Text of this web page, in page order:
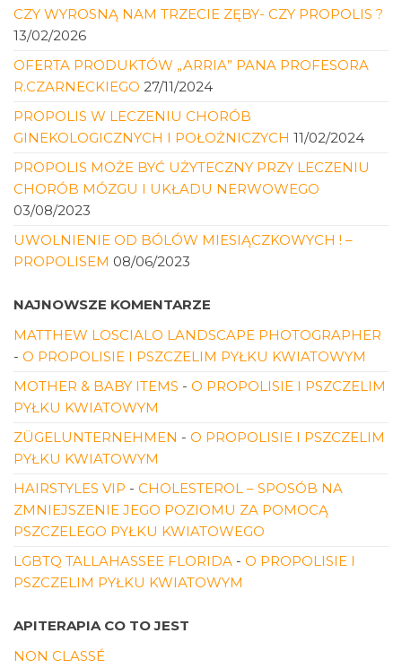
CZY WYROSNĄ NAM TRZECIE ZĘBY- CZY PROPOLIS ?
13/02/2026
OFERTA PRODUKTÓW „ARRIA” PANA PROFESORA
R.CZARNECKIEGO 27/11/2024
PROPOLIS W LECZENIU CHORÓB
GINEKOLOGICZNYCH I POŁOŻNICZYCH 11/02/2024
PROPOLIS MOŻE BYĆ UŻYTECZNY PRZY LECZENIU
CHORÓB MÓZGU I UKŁADU NERWOWEGO
03/08/2023
UWOLNIENIE OD BÓLÓW MIESIĄCZKOWYCH ! –
PROPOLISEM 08/06/2023
NAJNOWSZE KOMENTARZE
MATTHEW LOSCIALO LANDSCAPE PHOTOGRAPHER
- O PROPOLISIE I PSZCZELIM PYŁKU KWIATOWYM
MOTHER & BABY ITEMS - O PROPOLISIE I PSZCZELIM
PYŁKU KWIATOWYM
ZÜGELUNTERNEHMEN - O PROPOLISIE I PSZCZELIM
PYŁKU KWIATOWYM
HAIRSTYLES VIP - CHOLESTEROL – SPOSÓB NA
ZMNIEJSZENIE JEGO POZIOMU ZA POMOCĄ
PSZCZELEGO PYŁKU KWIATOWEGO
LGBTQ TALLAHASSEE FLORIDA - O PROPOLISIE I
PSZCZELIM PYŁKU KWIATOWYM
APITERAPIA CO TO JEST
NON CLASSÉ